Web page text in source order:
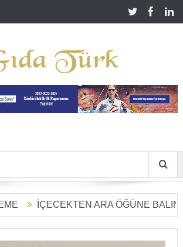
İÇECEKTEN ARA ÖĞÜNE BALIN